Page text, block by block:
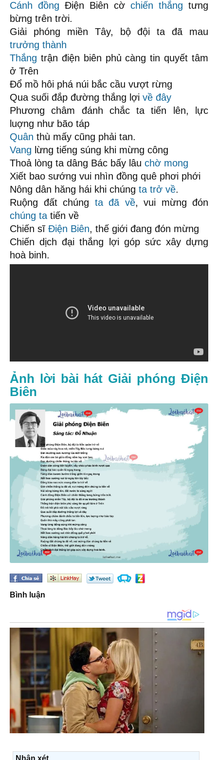
Cánh đồng Điện Biên cờ chiến thắng tưng
bừng trên trời.
Giải phóng miền Tây, bộ đội ta đã mau
trưởng thành
Thắng trận điện biên phủ càng tin quyết tâm
ở Trên
Đổ mồ hôi phá núi bắc cầu vượt rừng
Qua suối đắp đường thắng lợi về đây
Phương châm đánh chắc ta tiến lên, lực
luợng như bão táp
Quân thù mấy cũng phải tan.
Vang lừng tiếng súng khi mừng công
Thoả lòng ta dâng Bác bấy lâu chờ mong
Xiết bao sướng vui nhìn đồng quê phơi phới
Nông dân hăng hái khi chúng ta trở về.
Ruộng đất chúng ta đã về, vui mừng đón
chúng ta tiến về
Chiến sĩ Điện Biên, thế giới đang đón mừng
Chiến dịch đại thắng lợi góp sức xây dựng
hoà binh.
Ảnh lời bài hát Giải phóng Điện
Biên
Bình luận
Nhận xét